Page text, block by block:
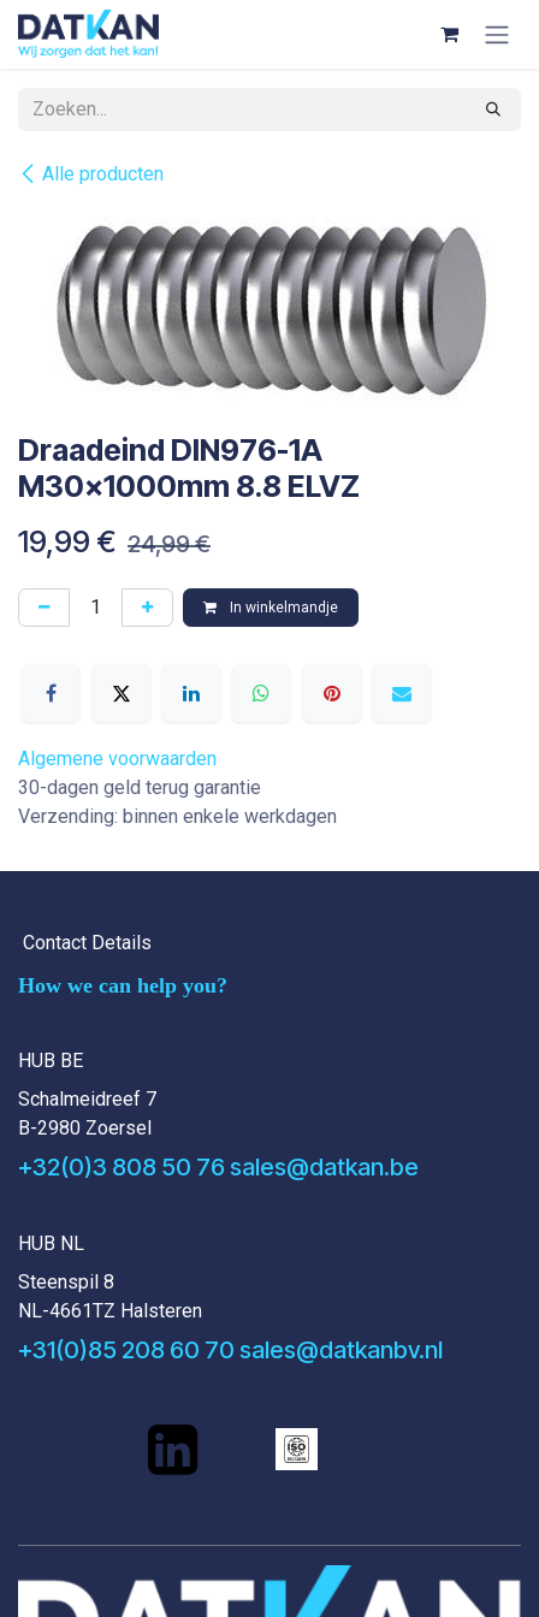
Overslaan naar inhoud
Alle producten
Draadeind DIN976-1A
M30x1000mm 8.8 ELVZ
19,99 € 24,99€
In winkelmandje
Algemene voorwaarden
30-dagen geld terug garantie
Verzending: binnen enkele werkdagen
Contact Details
How we can help you?
HUB BE
Schalmeidreef 7
B-2980 Zoersel
+32(0)3 808 50 76 sales@datkan.be
HUB NL
Steenspil 8
NL-4661TZ Halsteren
+31(0)85 208 60 70 sales@datkanbv.nl